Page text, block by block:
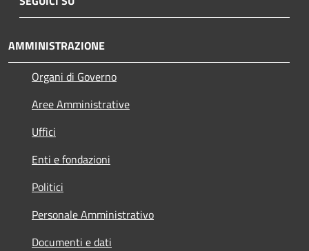
AMMINISTRAZIONE
Organi di Governo
Aree Amministrative
Uffici
Enti e fondazioni
Politici
Personale Amministrativo
Documenti e dati